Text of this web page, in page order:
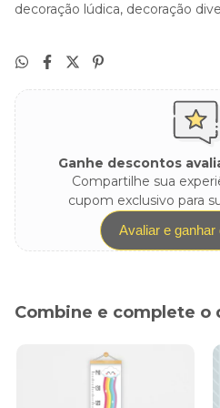
decoração lúdica, decoração
Ganhe descontos
Compartilhe sua
cupom exclusivo para
Avaliar e ganhar
Combine e complete o